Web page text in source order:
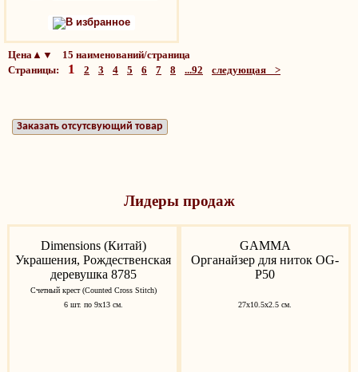
В избранное
Цена▲▼ 15 наименований/страница
Страницы: 1 2 3 4 5 6 7 8 ...92 следующая >
Заказать отсутсвующий товар
Лидеры продаж
Dimensions (Китай)
Украшения, Рождественская
деревушка 8785
Счетный крест (Counted Cross Stitch)
6 шт. по 9х13 см.
GAMMA
Органайзер для ниток OG-
P50
27х10.5х2.5 см.